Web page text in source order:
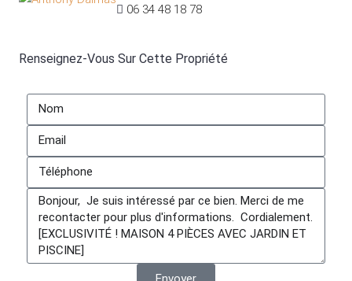
06 34 48 18 78
Renseignez-Vous Sur Cette Propriété